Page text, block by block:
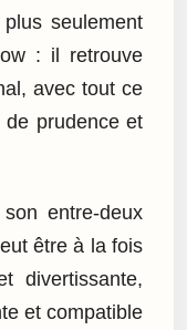
seulement
: il retrouve
avec tout ce
prudence et
entre-deux
être à la fois
divertissante,
et compatible